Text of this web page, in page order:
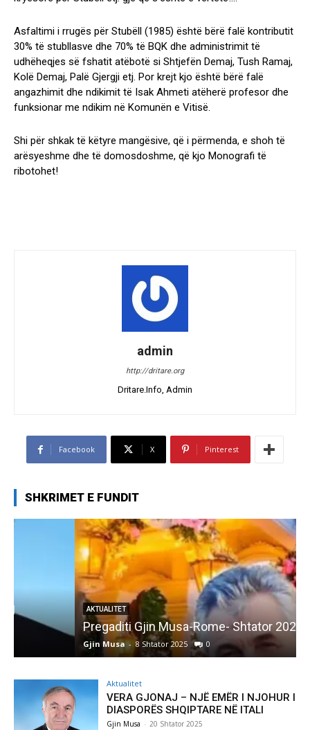
Asfaltimi i rrugës për Stubëll (1985) është bërë falë kontributit
30% të stubllasve dhe 70% të BQK dhe administrimit të
udhëheqjes së fshatit atëbotë si Shtjefën Demaj, Tush Ramaj,
Kolë Demaj, Palë Gjergji etj. Por krejt kjo është bërë falë
angazhimit dhe ndikimit të Isak Ahmeti atëherë profesor dhe
funksionar me ndikim në Komunën e Vitisë.
Shi për shkak të këtyre mangësive, që i përmenda, e shoh të
arësyeshme dhe të domosdoshme, që kjo Monografi të
ribotohet!
admin
http://dritare.org
Dritare.Info, Admin
Facebook X Pinterest
SHKRIMET E FUNDIT
Pregaditi Gjin Musa-Rome- Shtator 2025
8 Shtator 2025 0
Aktualitet
VERA GJONAJ – NJË EMËR I NJOHUR I
DIASPORËS SHQIPTARE NË ITALI
Gjin Musa - 20 Shtator 2025